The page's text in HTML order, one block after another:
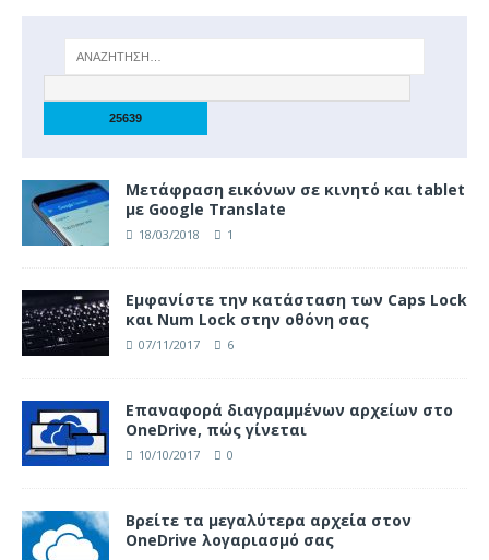
Μετάφραση εικόνων σε κινητό και tablet
με Google Translate
18/03/2018 1
Eμφανίστε την κατάσταση των Caps Lock
και Num Lock στην οθόνη σας
07/11/2017 6
Επαναφορά διαγραμμένων αρχείων στο
OneDrive, πώς γίνεται
10/10/2017 0
Βρείτε τα μεγαλύτερα αρχεία στον
OneDrive λογαριασμό σας